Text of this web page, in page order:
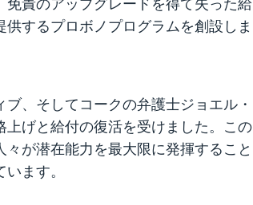
するプロボノプログラムを創設しま
、そしてコークの弁護士ジョエル・
げと給付の復活を受けました。この
が潜在能力を最大限に発揮すること
ます。